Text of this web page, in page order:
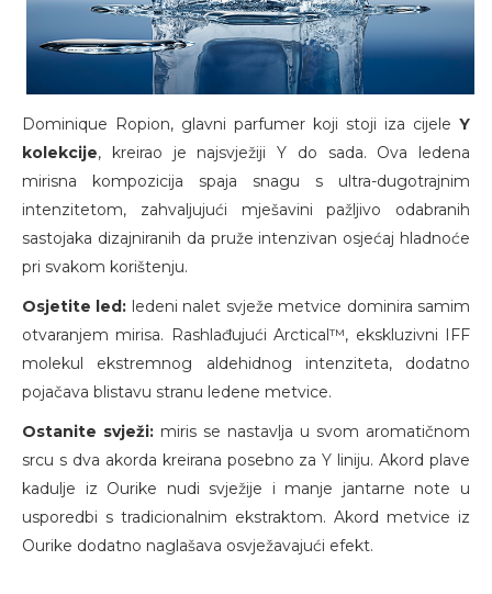
Dominique Ropion, glavni parfumer koji stoji iza cijele Y
kolekcije, kreirao je najsvježiji Y do sada. Ova ledena
mirisna kompozicija spaja snagu s ultra-dugotrajnim
intenzitetom, zahvaljujući mješavini pažljivo odabranih
sastojaka dizajniranih da pruže intenzivan osjećaj hladnoće
pri svakom korištenju.
Osjetite led: ledeni nalet svježe metvice dominira samim
otvaranjem mirisa. Rashlađujući Arctical™, ekskluzivni IFF
molekul ekstremnog aldehidnog intenziteta, dodatno
pojačava blistavu stranu ledene metvice.
Ostanite svježi: miris se nastavlja u svom aromatičnom
srcu s dva akorda kreirana posebno za Y liniju. Akord plave
kadulje iz Ourike nudi svježije i manje jantarne note u
usporedbi s tradicionalnim ekstraktom. Akord metvice iz
Ourike dodatno naglašava osvježavajući efekt.